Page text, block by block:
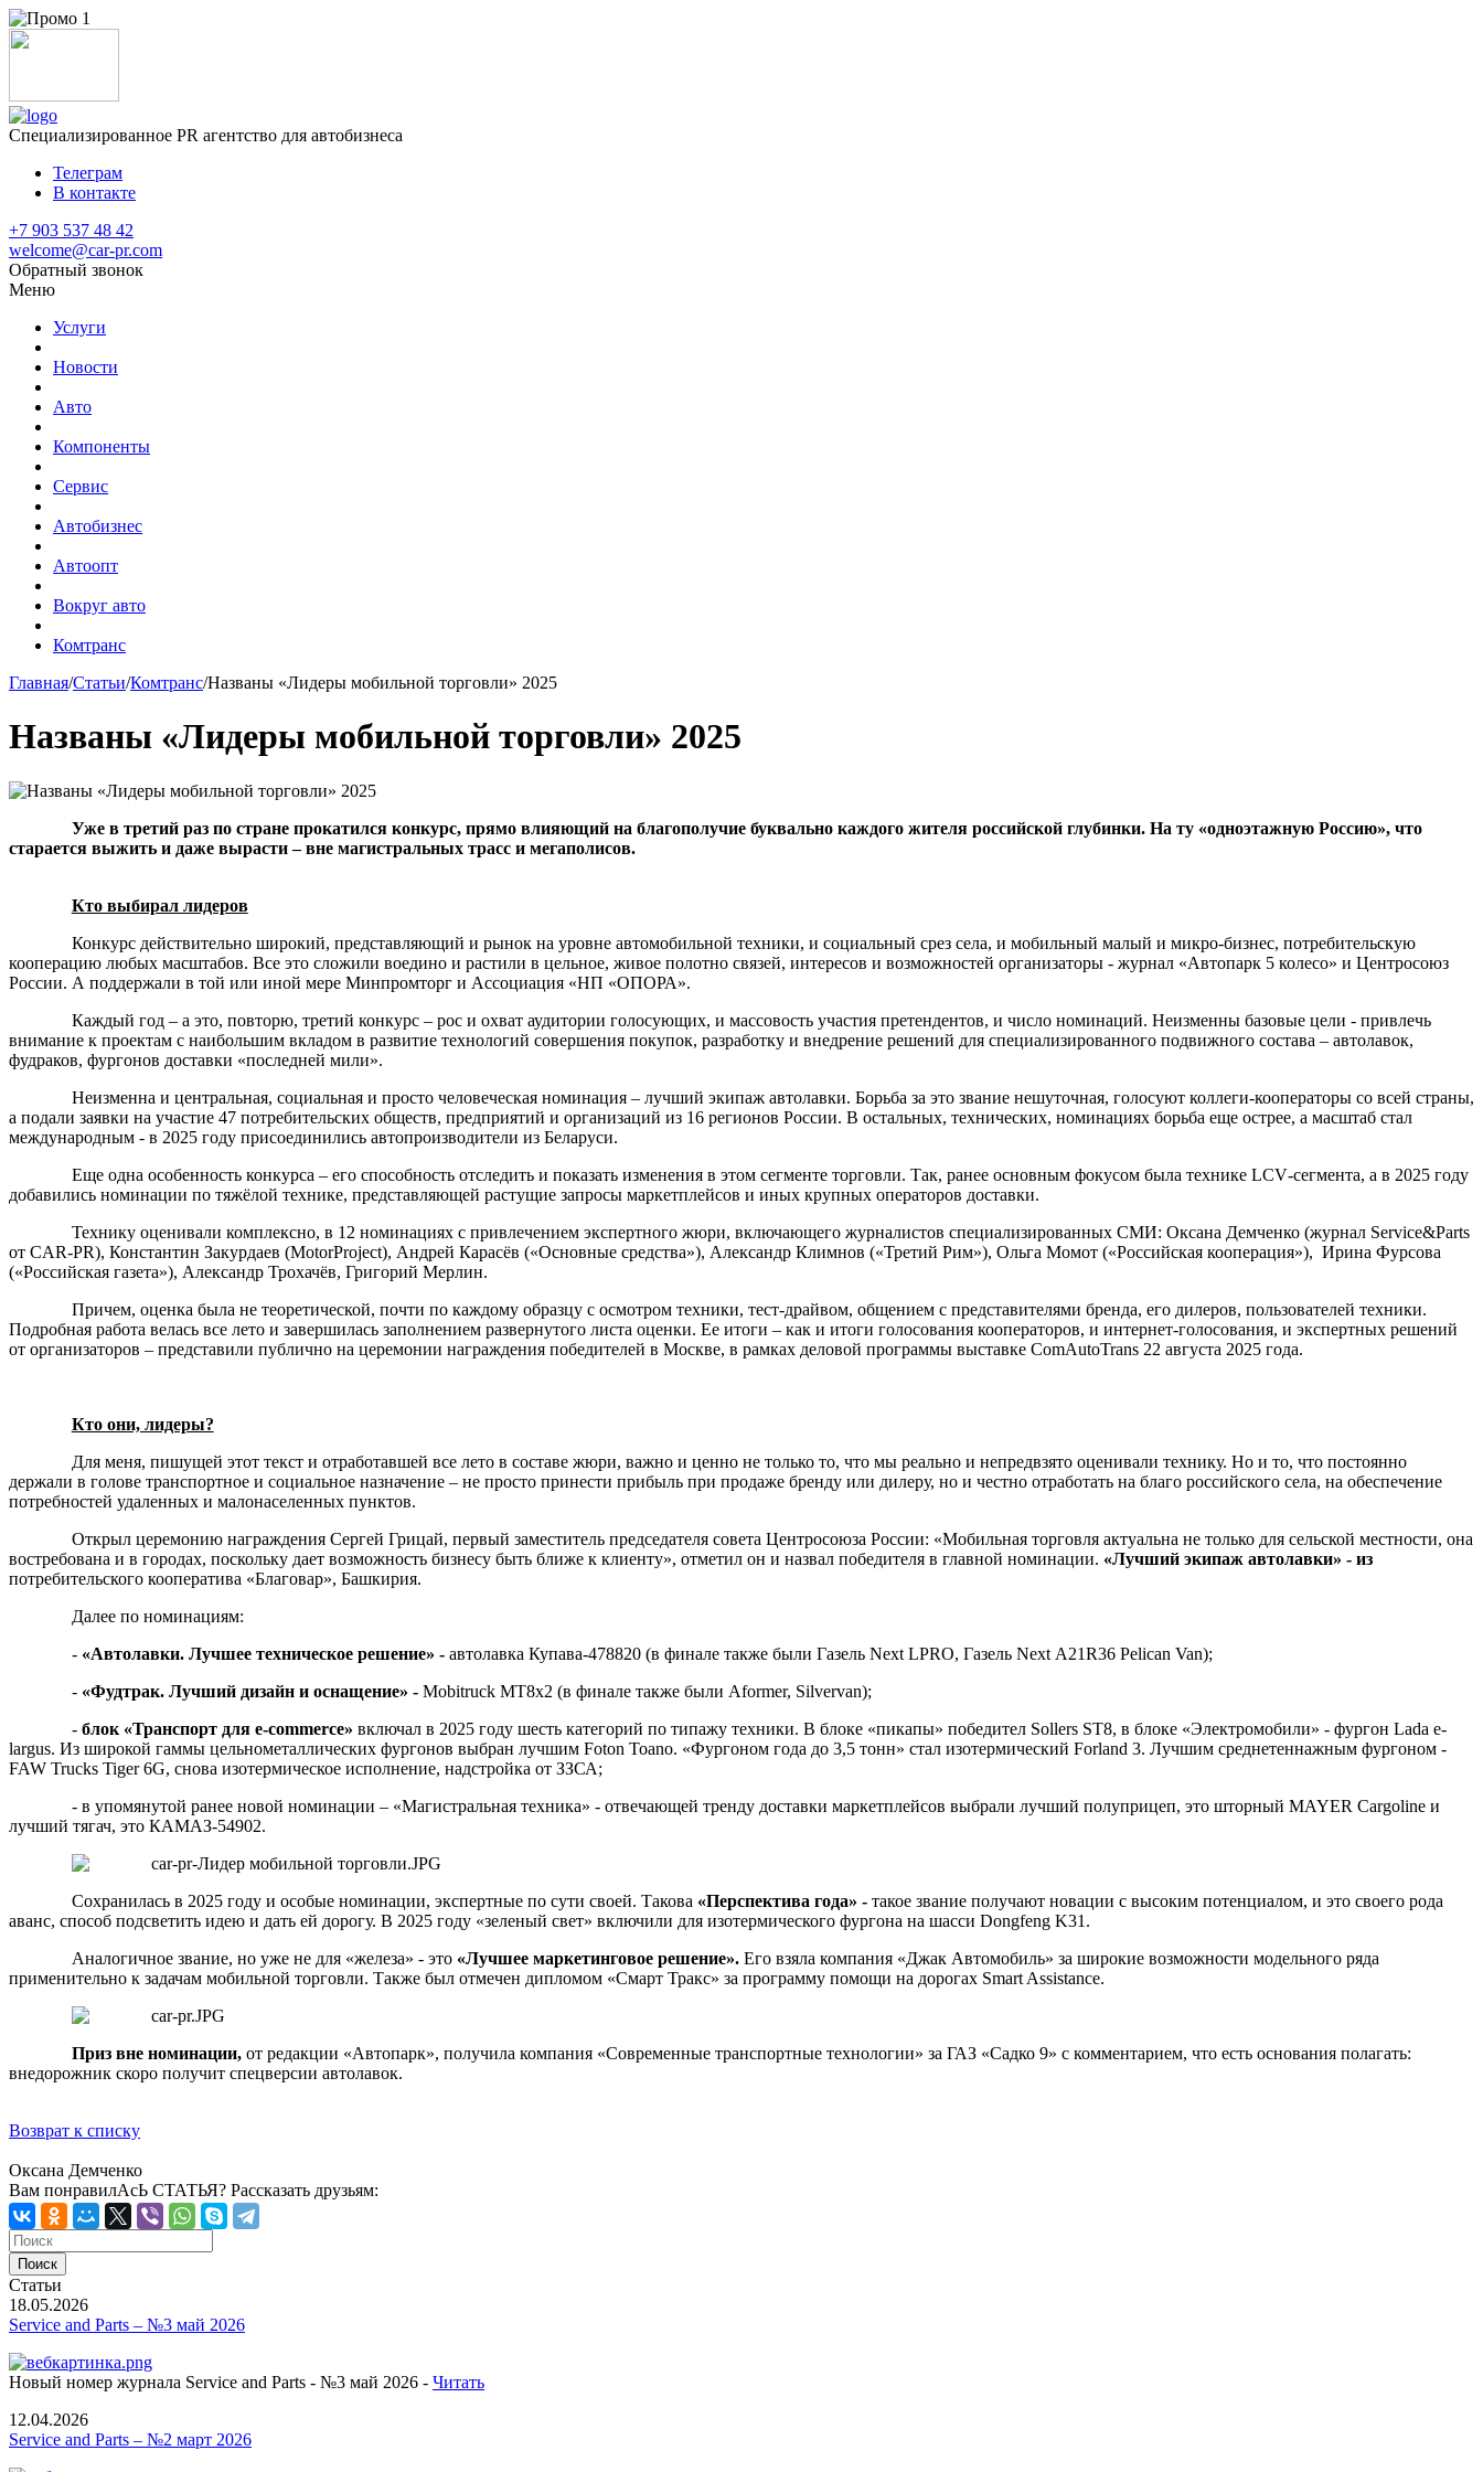
Специализированное PR агентство для автобизнеса
Телеграм
В контакте
+7 903 537 48 42
welcome@car-pr.com
Обратный звонок
Меню
Услуги
Новости
Авто
Компоненты
Сервис
Автобизнес
Автоопт
Вокруг авто
Комтранс
Главная/Статьи/Комтранс/Названы «Лидеры мобильной торговли» 2025
Названы «Лидеры мобильной торговли» 2025
Уже в третий раз по стране прокатился конкурс, прямо влияющий на благополучие буквально каждого жителя российской глубинки. На ту «одноэтажную Россию», что
старается выжить и даже вырасти – вне магистральных трасс и мегаполисов.
Кто выбирал лидеров
Конкурс действительно широкий, представляющий и рынок на уровне автомобильной техники, и социальный срез села, и мобильный малый и микро-бизнес, потребительскую
кооперацию любых масштабов. Все это сложили воедино и растили в цельное, живое полотно связей, интересов и возможностей организаторы - журнал «Автопарк 5 колесо» и Центросоюз
России. А поддержали в той или иной мере Минпромторг и Ассоциация «НП «ОПОРА».
Каждый год – а это, повторю, третий конкурс – рос и охват аудитории голосующих, и массовость участия претендентов, и число номинаций. Неизменны базовые цели - привлечь
внимание к проектам с наибольшим вкладом в развитие технологий совершения покупок, разработку и внедрение решений для специализированного подвижного состава – автолавок,
фудраков, фургонов доставки «последней мили».
Неизменна и центральная, социальная и просто человеческая номинация – лучший экипаж автолавки. Борьба за это звание нешуточная, голосуют коллеги-кооператоры со всей страны,
а подали заявки на участие 47 потребительских обществ, предприятий и организаций из 16 регионов России. В остальных, технических, номинациях борьба еще острее, а масштаб стал
международным - в 2025 году присоединились автопроизводители из Беларуси.
Еще одна особенность конкурса – его способность отследить и показать изменения в этом сегменте торговли. Так, ранее основным фокусом была технике LCV-сегмента, а в 2025 году
добавились номинации по тяжёлой технике, представляющей растущие запросы маркетплейсов и иных крупных операторов доставки.
Технику оценивали комплексно, в 12 номинациях с привлечением экспертного жюри, включающего журналистов специализированных СМИ: Оксана Демченко (журнал Service&Parts
от CAR-PR), Константин Закурдаев (MotorProject), Андрей Карасёв («Основные средства»), Александр Климнов («Третий Рим»), Ольга Момот («Российская кооперация»), Ирина Фурсова
(«Российская газета»), Александр Трохачёв, Григорий Мерлин.
Причем, оценка была не теоретической, почти по каждому образцу с осмотром техники, тест-драйвом, общением с представителями бренда, его дилеров, пользователей техники.
Подробная работа велась все лето и завершилась заполнением развернутого листа оценки. Ее итоги – как и итоги голосования кооператоров, и интернет-голосования, и экспертных решений
от организаторов – представили публично на церемонии награждения победителей в Москве, в рамках деловой программы выставке ComAutoTrans 22 августа 2025 года.
Кто они, лидеры?
Для меня, пишущей этот текст и отработавшей все лето в составе жюри, важно и ценно не только то, что мы реально и непредвзято оценивали технику. Но и то, что постоянно
держали в голове транспортное и социальное назначение – не просто принести прибыль при продаже бренду или дилеру, но и честно отработать на благо российского села, на обеспечение
потребностей удаленных и малонаселенных пунктов.
Открыл церемонию награждения Сергей Грицай, первый заместитель председателя совета Центросоюза России: «Мобильная торговля актуальна не только для сельской местности, она
востребована и в городах, поскольку дает возможность бизнесу быть ближе к клиенту», отметил он и назвал победителя в главной номинации. «Лучший экипаж автолавки» - из
потребительского кооператива «Благовар», Башкирия.
Далее по номинациям:
- «Автолавки. Лучшее техническое решение» - автолавка Купава-478820 (в финале также были Газель Next LPRO, Газель Next А21R36 Pelican Van);
- «Фудтрак. Лучший дизайн и оснащение» - Mobitruck МТ8х2 (в финале также были Aformer, Silvervan);
-блок «Транспорт для е-сommerce» включал в 2025 году шесть категорий по типажу техники. В блоке «пикапы» победител Sollers ST8, в блоке «Электромобили» - фургон Lada e-
largus. Из широкой гаммы цельнометаллических фургонов выбран лучшим Foton Toanо. «Фургоном года до 3,5 тонн» стал изотермический Forland 3. Лучшим среднетеннажным фургоном -
FAW Trucks Tiger 6G, снова изотермическое исполнение, надстройка от ЗЗСА;
- в упомянутой ранее новой номинации – «Магистральная техника» - отвечающей тренду доставки маркетплейсов выбрали лучший полуприцеп, это шторный MAYER Cargoline и
лучший тягач, это КАМАЗ-54902.
Сохранилась в 2025 году и особые номинации, экспертные по сути своей. Такова «Перспектива года» - такое звание получают новации с высоким потенциалом, и это своего рода
аванс, способ подсветить идею и дать ей дорогу. В 2025 году «зеленый свет» включили для изотермического фургона на шасси Dongfeng K31.
Аналогичное звание, но уже не для «железа» - это «Лучшее маркетинговое решение». Его взяла компания «Джак Автомобиль» за широкие возможности модельного ряда
применительно к задачам мобильной торговли. Также был отмечен дипломом «Смарт Тракс» за программу помощи на дорогах Smart Assistance.
Приз вне номинации, от редакции «Автопарк», получила компания «Современные транспортные технологии» за ГАЗ «Садко 9» с комментарием, что есть основания полагать:
внедорожник скоро получит спецверсии автолавок.
Возврат к списку
Оксана Демченко
Вам понравилАсЬ СТАТЬЯ? Рассказать друзьям:
Статьи
18.05.2026
Service and Parts – №3 май 2026
Новый номер журнала Service and Parts - №3 май 2026 - Читать
12.04.2026
Service and Parts – №2 март 2026